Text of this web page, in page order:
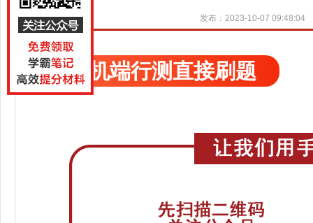
发布：2023-10-07 09:48:04
手机端行测直接刷题